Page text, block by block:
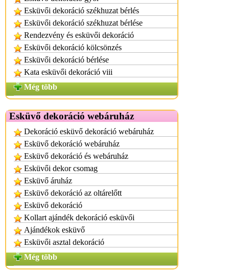
Esküvői dekoráció székhuzat bérlés
Esküvői dekoráció székhuzat bérlése
Rendezvény és esküvői dekoráció
Esküvői dekoráció kölcsönzés
Esküvői dekoráció bérlése
Kata esküvői dekoráció viii
Még több
Esküvő dekoráció webáruház
Dekoráció esküvő dekoráció webáruház
Esküvő dekoráció webáruház
Esküvő dekoráció és webáruház
Esküvői dekor csomag
Esküvő áruház
Esküvő dekoráció az oltárelőtt
Esküvő dekoráció
Kollart ajándék dekoráció esküvői
Ajándékok esküvő
Esküvői asztal dekoráció
Még több